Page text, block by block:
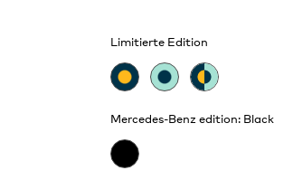
Limitierte Edition
Mercedes-Benz edition: Black